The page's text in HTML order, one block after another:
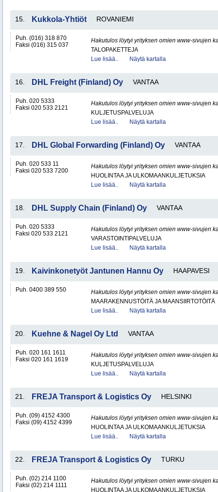
15. Kukkola-Yhtiöt ROVANIEMI
Puh. (016) 318 870
Faksi (016) 315 037
Hakutulos löytyi yrityksen omien www-sivujen
TALOPAKETTEJA
Lue lisää..
Näytä kartalla
16. DHL Freight (Finland) Oy VANTAA
Puh. 020 5333
Faksi 020 533 2121
Hakutulos löytyi yrityksen omien www-sivujen
KULJETUSPALVELUJA
Lue lisää..
Näytä kartalla
17. DHL Global Forwarding (Finland) Oy VANTAA
Puh. 020 533 11
Faksi 020 533 7200
Hakutulos löytyi yrityksen omien www-sivujen
HUOLINTAA JA ULKOMAANKULJETUKSIA
Lue lisää..
Näytä kartalla
18. DHL Supply Chain (Finland) Oy VANTAA
Puh. 020 5333
Faksi 020 533 2121
Hakutulos löytyi yrityksen omien www-sivujen
VARASTOINTIPALVELUJA
Lue lisää..
Näytä kartalla
19. Kaivinkonetyöt Jantunen Hannu Oy HAAPAVESI
Puh. 0400 389 550
Hakutulos löytyi yrityksen omien www-sivujen
MAARAKENNUSTÖITÄ JA MAANSIIRTOTÖITÄ
Lue lisää..
Näytä kartalla
20. Kuehne & Nagel Oy Ltd VANTAA
Puh. 020 161 1611
Faksi 020 161 1619
Hakutulos löytyi yrityksen omien www-sivujen
KULJETUSPALVELUJA
Lue lisää..
Näytä kartalla
21. FREJA Transport & Logistics Oy HELSINKI
Puh. (09) 4152 4300
Faksi (09) 4152 4399
Hakutulos löytyi yrityksen omien www-sivujen
HUOLINTAA JA ULKOMAANKULJETUKSIA
Lue lisää..
Näytä kartalla
22. FREJA Transport & Logistics Oy TURKU
Puh. (02) 214 1100
Faksi (02) 214 1111
Hakutulos löytyi yrityksen omien www-sivujen
HUOLINTAA JA ULKOMAANKULJETUKSIA